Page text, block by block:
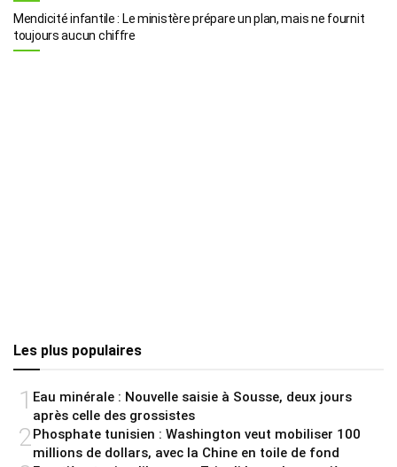
Mendicité infantile : Le ministère prépare un plan, mais ne fournit
toujours aucun chiffre
Les plus populaires
1 Eau minérale : Nouvelle saisie à Sousse, deux jours
après celle des grossistes
2Phosphate tunisien : Washington veut mobiliser 100
millions de dollars, avec la Chine en toile de fond